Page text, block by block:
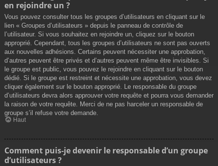
en rejoindre un ?
Vous pouvez consulter tous les groupes d’utilisateurs en cliquant sur le
lien « Groupes d’utilisateurs » depuis le panneau de contrôle de
l’utilisateur. Si vous souhaitez en rejoindre un, cliquez sur le bouton
approprié. Cependant, tous les groupes d’utilisateurs ne sont pas ouverts
aux nouvelles adhésions. Certains peuvent nécessiter une approbation,
d’autres peuvent être privés et d’autres peuvent même être invisibles. Si
le groupe est public, vous pouvez le rejoindre en cliquant sur le bouton
dédié. Si le groupe est restreint et nécessite une approbation, vous devez
cliquer également sur le bouton approprié. Le responsable du groupe
d’utilisateurs devra alors approuver votre requête et pourra vous demander
la raison de votre requête. Merci de ne pas harceler un responsable de
groupe s’il refuse votre demande.
Haut
Comment puis-je devenir le responsable d’un groupe
d’utilisateurs ?